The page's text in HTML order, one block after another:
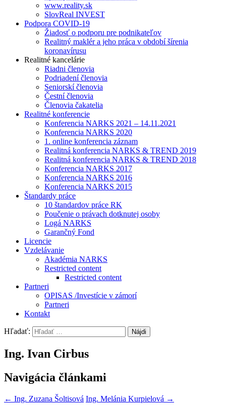
www.reality.sk
SlovReal INVEST
Podpora COVID-19
Žiadosť o podporu pre podnikateľov
Realitný maklér a jeho práca v období šírenia
koronavírusu
Realitné kancelárie
Riadni členovia
Podriadení členovia
Seniorskí členovia
Čestní členovia
Členovia čakatelia
Realitné konferencie
Konferencia NARKS 2021 – 14.11.2021
Konferencia NARKS 2020
1. online konferencia záznam
Realitná konferencia NARKS & TREND 2019
Realitná konferencia NARKS & TREND 2018
Konferencia NARKS 2017
Konferencia NARKS 2016
Konferencia NARKS 2015
Štandardy práce
10 štandardov práce RK
Poučenie o právach dotknutej osoby
Logá NARKS
Garančný Fond
Licencie
Vzdelávanie
Akadémia NARKS
Restricted content
Restricted content
Partneri
OPISAS /Investície v zámorí
Partneri
Kontakt
Hľadať:
Ing. Ivan Cirbus
Navigácia článkami
← Ing. Zuzana Šoltisová Ing. Melánia Kurpielová →